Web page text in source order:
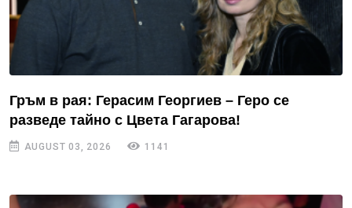
Гръм в рая: Герасим Георгиев – Геро се
разведе тайно с Цвета Гагарова!
AUGUST 03, 2026 1141